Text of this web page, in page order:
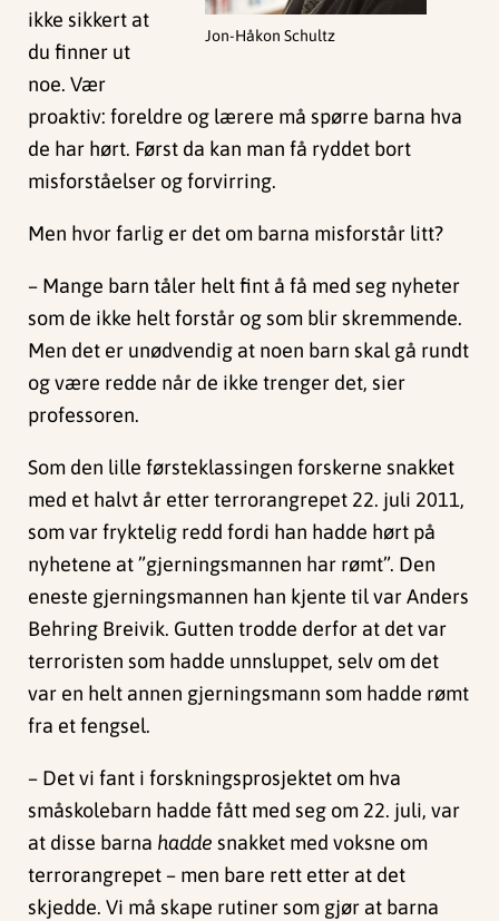
Jon-Håkon Schultz
ikke sikkert at
du finner ut
noe. Vær
proaktiv: foreldre og lærere må spørre barna hva
de har hørt. Først da kan man få ryddet bort
misforståelser og forvirring.
Men hvor farlig er det om barna misforstår litt?
– Mange barn tåler helt fint å få med seg nyheter
som de ikke helt forstår og som blir skremmende.
Men det er unødvendig at noen barn skal gå rundt
og være redde når de ikke trenger det, sier
professoren.
Som den lille førsteklassingen forskerne snakket
med et halvt år etter terrorangrepet 22. juli 2011,
som var fryktelig redd fordi han hadde hørt på
nyhetene at ”gjerningsmannen har rømt”. Den
eneste gjerningsmannen han kjente til var Anders
Behring Breivik. Gutten trodde derfor at det var
terroristen som hadde unnsluppet, selv om det
var en helt annen gjerningsmann som hadde rømt
fra et fengsel.
– Det vi fant i forskningsprosjektet om hva
småskolebarn hadde fått med seg om 22. juli, var
at disse barna hadde snakket med voksne om
terrorangrepet – men bare rett etter at det
skjedde. Vi må skape rutiner som gjør at barna